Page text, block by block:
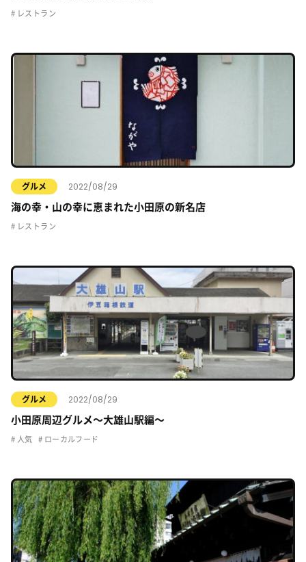
レストラン
グルメ 2022/08/29
海の幸・山の幸に恵まれた小田原の新名店
レストラン
グルメ 2022/08/29
小田原周辺グルメ〜大雄山駅編〜
人気 ローカルフード